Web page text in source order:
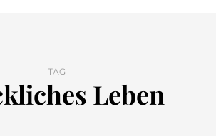
TAG
Leben